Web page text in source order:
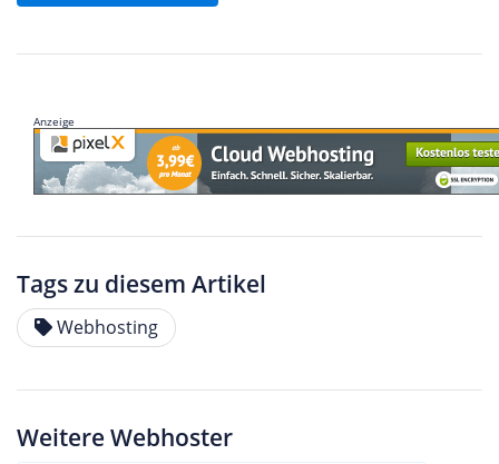
Anzeige
Tags zu diesem Artikel
Webhosting
Weitere Webhoster